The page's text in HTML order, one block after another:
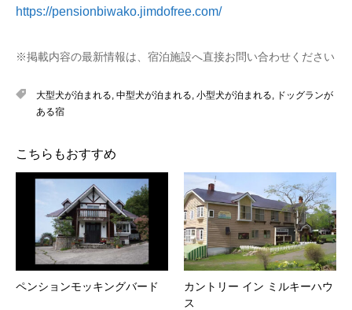
https://pensionbiwako.jimdofree.com/
※掲載内容の最新情報は、宿泊施設へ直接お問い合わせください
大型犬が泊まれる, 中型犬が泊まれる, 小型犬が泊まれる, ドッグランが
ある宿
こちらもおすすめ
ペンションモッキングバード
カントリー イン ミルキーハウ
ス